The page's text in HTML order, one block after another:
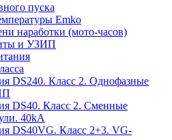
пуска
Emko
наработки (мото-часов)
и УЗИП
DS240. Класс 2. Однофазные
DS40. Класс 2. Сменные
40kA
DS40VG. Класс 2+3. VG-